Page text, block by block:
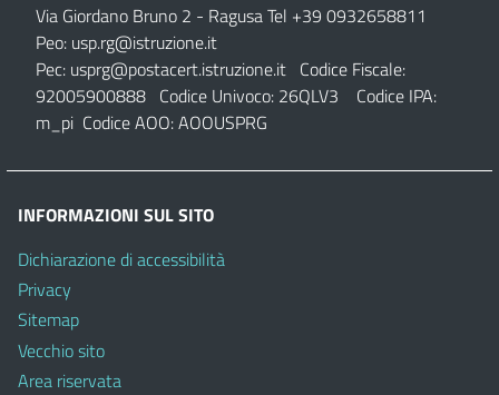
Via Giordano Bruno 2 - Ragusa Tel +39 0932658811
Peo: usp.rg@istruzione.it
Pec: usprg@postacert.istruzione.it Codice Fiscale:
92005900888 Codice Univoco: 26QLV3 Codice IPA:
m_pi Codice AOO: AOOUSPRG
INFORMAZIONI SUL SITO
Dichiarazione di accessibilità
Privacy
Sitemap
Vecchio sito
Area riservata